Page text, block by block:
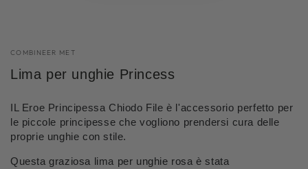
COMBINEER MET
Lima per unghie Princess
IL Eroe Principessa Chiodo File è l'accessorio perfetto per
le piccole principesse che vogliono prendersi cura delle
proprie unghie con stile.
Questa graziosa lima per unghie rosa è stata